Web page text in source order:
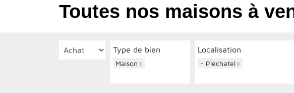
Toutes nos maisons à
Type de bien
×
Maison
Localisation
×
- Pléchatel